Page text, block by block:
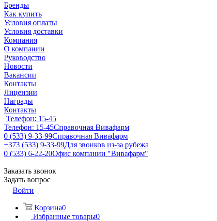
Бренды
Как купить
Условия оплаты
Условия доставки
Компания
О компании
Руководство
Новости
Вакансии
Контакты
Лицензии
Награды
Контакты
Телефон: 15-45
Телефон: 15-45Справочная Вивафарм
0 (533) 9-33-99Справочная Вивафарм
+373 (533) 9-33-99Для звонков из-за рубежа
0 (533) 6-22-20Офис компании "Вивафарм"
Заказать звонок
Задать вопрос
Войти
Корзина0
Избранные товары0